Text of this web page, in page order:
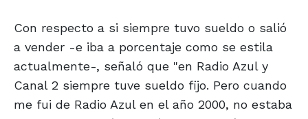
Con respecto a si siempre tuvo sueldo o salió
a vender -e iba a porcentaje como se estila
actualmente-, señaló que "en Radio Azul y
Canal 2 siempre tuve sueldo fijo. Pero cuando
me fui de Radio Azul en el año 2000, no estaba